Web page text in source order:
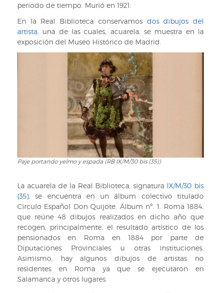
periodo de tiempo. Murió en 1921.
En la Real Biblioteca conservamos dos dibujos del
artista , una de las cuales, acuarela, se muestra en la
exposición del Museo Histórico de Madrid.
Paje
yelmo
y
espada
(RB
IX/M/30
bis
(35))
Paje portando yelmo y espada (RB IX/M/30 bis (35))
La acuarela de la Real Biblioteca, signatura IX/M/30 bis
(35), se encuentra en un álbum colectivo titulado
Cïrculo Español Don Quijote. Álbum nº. 1. Roma 1884,
que reúne 48 dibujos realizados en dicho año que
recogen, principalmente, el resultado artístico de los
pensionados en Roma en 1884 por parte de
Diputaciones Provinciales u otras instituciones.
Asimismo, hay algunos dibujos de artistas no
residentes en Roma ya que se ejecutaron en
Salamanca y otros lugares.